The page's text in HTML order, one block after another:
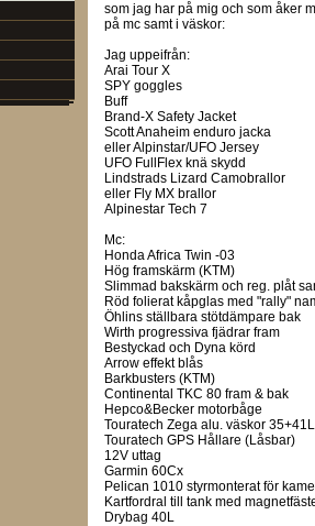
som jag har på mig och som åker
på mc samt i väskor:
Jag uppeifrån:
Arai Tour X
SPY goggles
Buff
Brand-X Safety Jacket
Scott Anaheim enduro jacka
eller Alpinstar/UFO Jersey
UFO FullFlex knä skydd
Lindstrads Lizard Camobrallor
eller Fly MX brallor
Alpinestar Tech 7
Mc:
Honda Africa Twin -03
Hög framskärm (KTM)
Slimmad bakskärm och reg. plåt
Röd folierat kåpglas med "rally"
Öhlins ställbara stötdämpare bak
Wirth progressiva fjädrar fram
Bestyckad och Dyna körd
Arrow effekt blås
Barkbusters (KTM)
Continental TKC 80 fram & bak
Hepco&Becker motorbåge
Touratech Zega alu. väskor 35+41L
Touratech GPS Hållare (Låsbar)
12V uttag
Garmin 60Cx
Pelican 1010 styrmonterat för
Kartfordral till tank med
Drybag 40L